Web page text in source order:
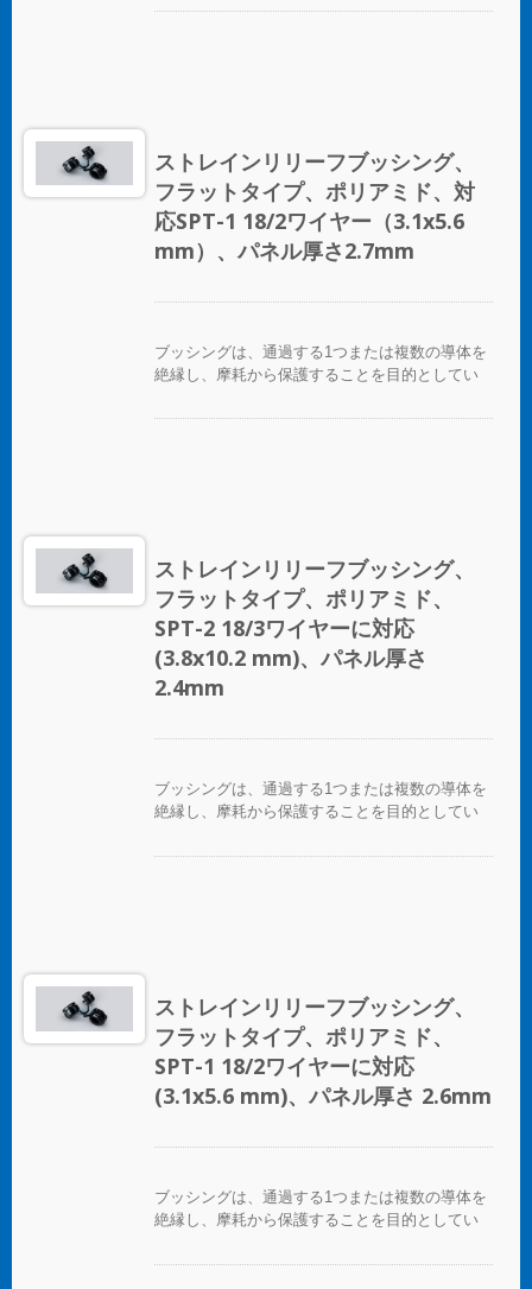
ストレインリリーフブッシング、
フラットタイプ、ポリアミド、対
応SPT-1 18/2ワイヤー（3.1x5.6
mm）、パネル厚さ2.7mm
ブッシングは、通過する1つまたは複数の導体を
絶縁し、摩耗から保護することを目的としてい
ストレインリリーフブッシング、
フラットタイプ、ポリアミド、
SPT-2 18/3ワイヤーに対応
(3.8x10.2 mm)、パネル厚さ
2.4mm
ブッシングは、通過する1つまたは複数の導体を
絶縁し、摩耗から保護することを目的としてい
ストレインリリーフブッシング、
フラットタイプ、ポリアミド、
SPT-1 18/2ワイヤーに対応
(3.1x5.6 mm)、パネル厚さ 2.6mm
ブッシングは、通過する1つまたは複数の導体を
絶縁し、摩耗から保護することを目的としてい